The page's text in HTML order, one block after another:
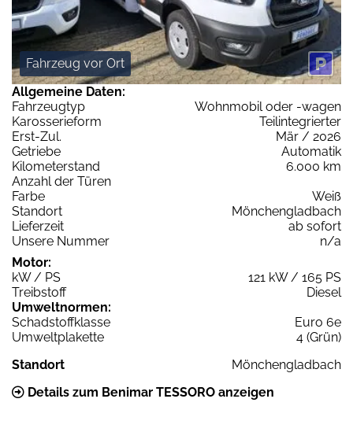
Fahrzeug vor Ort
Allgemeine Daten:
Fahrzeugtyp
Wohnmobil oder -wagen
Karosserieform
Teilintegrierter
Erst-Zul.
Mär / 2026
Getriebe
Automatik
Kilometerstand
6.000 km
Anzahl der Türen
Farbe
Weiß
Standort
Mönchengladbach
Lieferzeit
ab sofort
Unsere Nummer
n/a
Motor:
kW / PS
121 kW / 165 PS
Treibstoff
Diesel
Umweltnormen:
Schadstoffklasse
Euro 6e
Umweltplakette
4 (Grün)
Standort
Mönchengladbach
Details zum Benimar TESSORO anzeigen